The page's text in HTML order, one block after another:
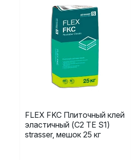
FLEX FKC Плиточный клей
эластичный (C2 TE S1)
strasser, мешок 25 кг